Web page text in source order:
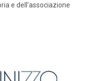
e dell’associazione